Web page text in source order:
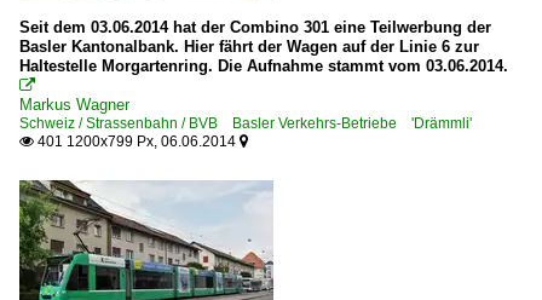
Seit dem 03.06.2014 hat der Combino 301 eine Teilwerbung der
Basler Kantonalbank. Hier fährt der Wagen auf der Linie 6 zur
Haltestelle Morgartenring. Die Aufnahme stammt vom 03.06.2014.

Markus Wagner
Schweiz / Strassenbahn / BVB Basler Verkehrs-Betriebe 'Drämmli'
 401 1200x799 Px, 06.06.2014 